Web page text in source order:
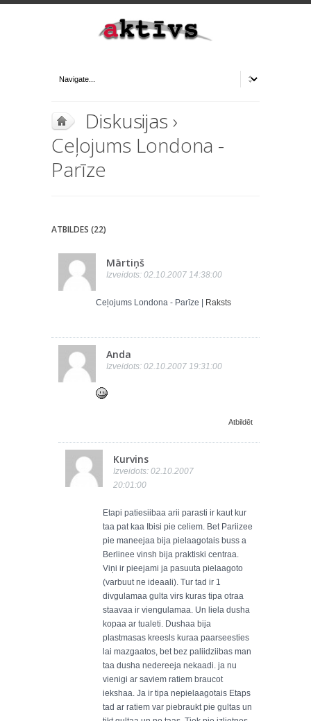
Diskusijas ›
Ceļojums Londona -
Parīze
ATBILDES (22)
Mārtiņš
Izveidots: 02.10.2007 14:38:00
Ceļojums Londona - Parīze | Raksts
Anda
Izveidots: 02.10.2007 19:31:00
Atbildēt
Kurvins
Izveidots: 02.10.2007
20:01:00
Etapi patiesiibaa arii parasti ir kaut kur
taa pat kaa Ibisi pie celiem. Bet Pariizee
pie maneejaa bija pielaagotais buss a
Berlinee vinsh bija praktiski centraa.
Viņi ir pieejami ja pasuuta pielaagoto
(varbuut ne ideaali). Tur tad ir 1
divgulamaa gulta virs kuras tipa otraa
staavaa ir viengulamaa. Un liela dusha
kopaa ar tualeti. Dushaa bija
plastmasas kreesls kuraa paarseesties
lai mazgaatos, bet bez paliidziibas man
taa dusha nedereeja nekaadi. ja nu
vienigi ar saviem ratiem braucot
iekshaa. Ja ir tipa nepielaagotais Etaps
tad ar ratiem var piebraukt pie gultas un